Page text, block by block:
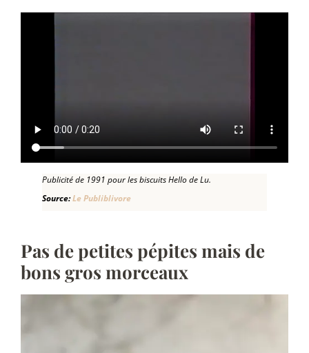
Publicité de 1991 pour les biscuits Hello de Lu.
Source:Le Publiblivore
Pas de petites pépites mais de
bons gros morceaux